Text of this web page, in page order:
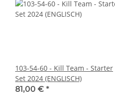
103-54-60 - Kill Team - Starter
Set 2024 (ENGLISCH)
81,00 € *